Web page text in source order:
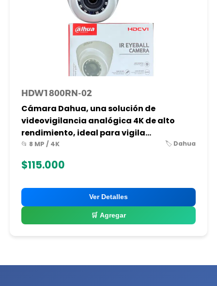
HDW1800RN-02
Cámara Dahua, una solución de
videovigilancia analógica 4K de alto
rendimiento, ideal para vigila...
📂 8 MP / 4K 🏷️ Dahua
$115.000
Ver Detalles
🛒 Agregar